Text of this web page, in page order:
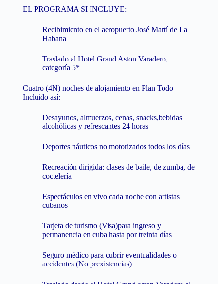
EL PROGRAMA SI INCLUYE:
Recibimiento en el aeropuerto José Martí de La
Habana
Traslado al Hotel Grand Aston Varadero,
categoría 5*
Cuatro (4N) noches de alojamiento en Plan Todo
Incluido así:
Desayunos, almuerzos, cenas, snacks,bebidas
alcohólicas y refrescantes 24 horas
Deportes náuticos no motorizados todos los días
Recreación dirigida: clases de baile, de zumba, de
coctelería
Espectáculos en vivo cada noche con artistas
cubanos
Tarjeta de turismo (Visa)para ingreso y
permanencia en cuba hasta por treinta días
Seguro médico para cubrir eventualidades o
accidentes (No prexistencias)